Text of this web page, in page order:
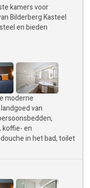
kamers voor
Bilderberg Kasteel
en bieden
moderne
van
koffie- en
in het bad, toilet